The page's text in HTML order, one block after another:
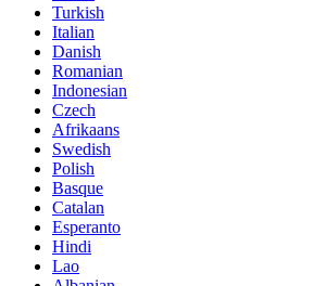
Turkish
Italian
Danish
Romanian
Indonesian
Czech
Afrikaans
Swedish
Polish
Basque
Catalan
Esperanto
Hindi
Lao